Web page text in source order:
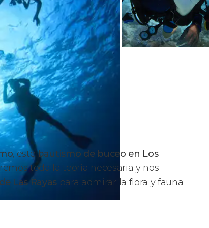
, estebautismo de buceo en Los
toda la teoría necesaria y nos
Las Rayas para admirar la flora y fauna